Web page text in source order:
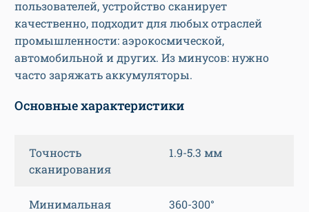
пользователей, устройство сканирует
качественно, подходит для любых отраслей
промышленности: аэрокосмической,
автомобильной и других. Из минусов: нужно
часто заряжать аккумуляторы.
Основные характеристики
Точность
сканирования
1.9-5.3 мм
Минимальная
360-300°